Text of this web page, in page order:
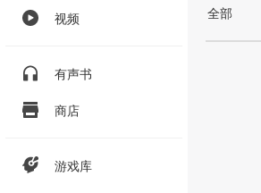
视频
有声书
商店
游戏库
全部